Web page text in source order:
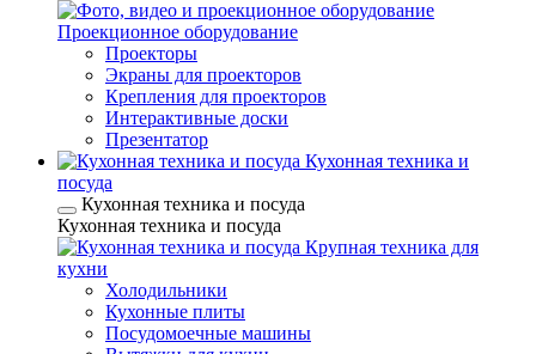
Проекционное оборудование
Проекторы
Экраны для проекторов
Крепления для проекторов
Интерактивные доски
Презентатор
Кухонная техника и
посуда
Кухонная техника и посуда
Кухонная техника и посуда
Крупная техника для
кухни
Холодильники
Кухонные плиты
Посудомоечные машины